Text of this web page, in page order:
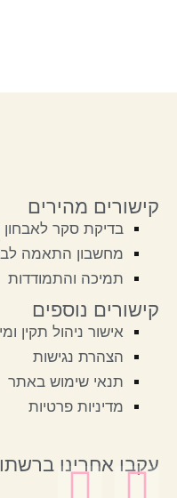
קישורים מהירים
בדיקת סקר לאבחון
מחשבון התאמה
תמיכה והתמודדות
קישורים נוספים
אישור ניהול תקין
הצהרת נגישות
תנאי שימוש באתר
מדיניות פרטיות
עקבו אחרינו